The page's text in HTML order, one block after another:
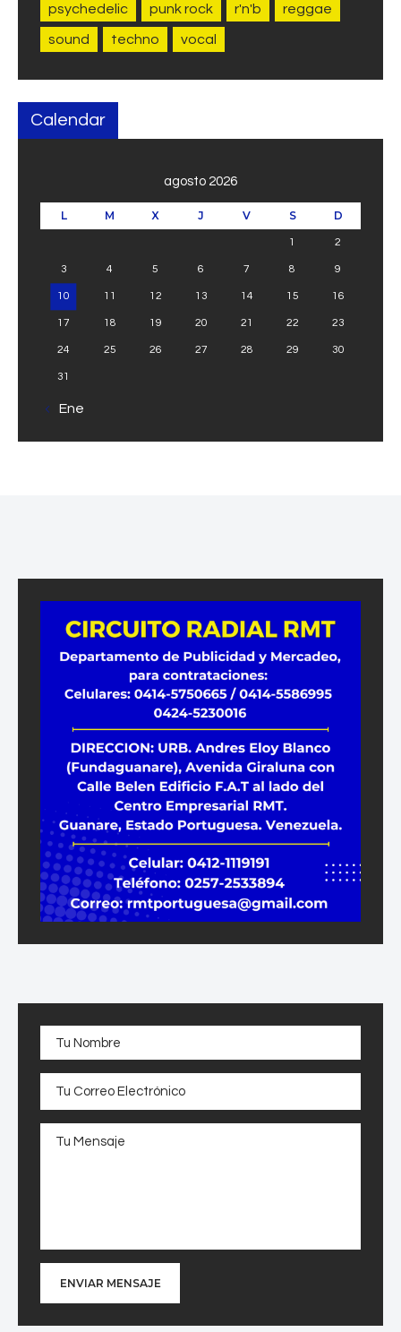
psychedelic punk rock r'n'b reggae
sound techno vocal
Calendar
agosto 2026
L M X J V S D
1 2
3 4 5 6 7 8 9
10 11 12 13 14 15 16
17 18 19 20 21 22 23
24 25 26 27 28 29 30
31
« Ene